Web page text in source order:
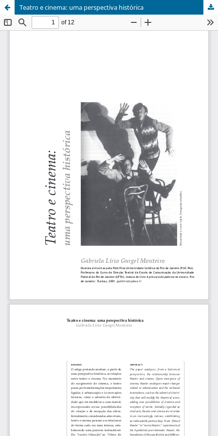
Teatro e cinema: uma perspectiva histórica